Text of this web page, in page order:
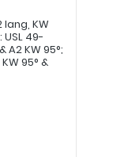
USL 49-
A2 KW 95°;
KW 95° &